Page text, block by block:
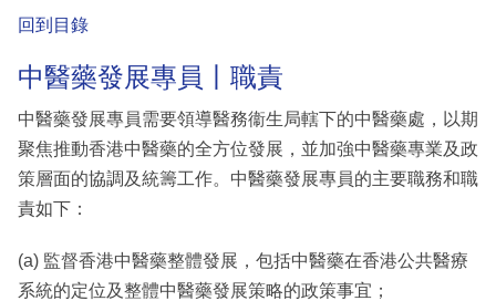
回到目錄
中醫藥發展專員丨職責
中醫藥發展專員需要領導醫務衞生局轄下的中醫藥處，以期
聚焦推動香港中醫藥的全方位發展，並加強中醫藥專業及政
策層面的協調及統籌工作。中醫藥發展專員的主要職務和職
責如下：
(a) 監督香港中醫藥整體發展，包括中醫藥在香港公共醫療
系統的定位及整體中醫藥發展策略的政策事宜；